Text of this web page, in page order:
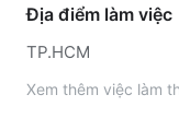
Địa điểm làm việc
TP.HCM
Xem thêm việc làm